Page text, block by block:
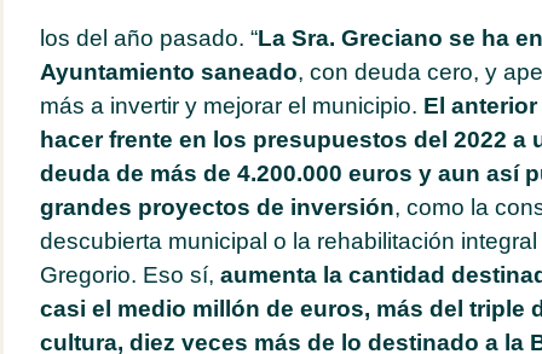
los del año pasado. “La Sra. Greciano se ha
Ayuntamiento saneado, con deuda cero, y
más a invertir y mejorar el municipio. El
hacer frente en los presupuestos del 2022 a
deuda de más de 4.200.000 euros y aun así
grandes proyectos de inversión, como la
descubierta municipal o la rehabilitación
Gregorio. Eso sí, aumenta la cantidad
casi el medio millón de euros, más del triple
cultura, diez veces más de lo destinado a la